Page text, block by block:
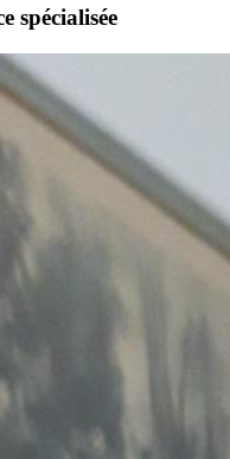
spécialisée